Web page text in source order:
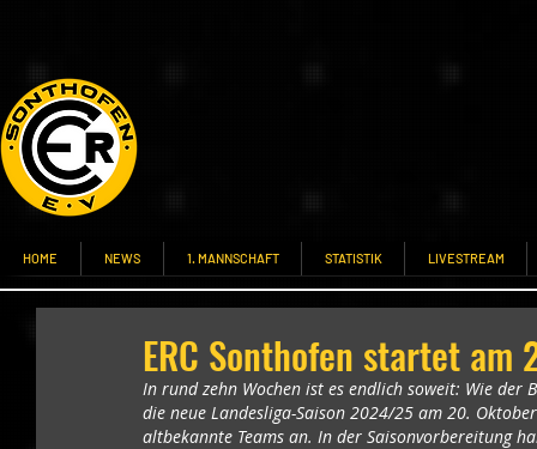
HOME NEWS 1. MANNSCHAFT STATISTIK LIVESTREAM
ERC Sonthofen startet
In rund zehn Wochen ist es endlich soweit: Wie der
die neue Landesliga-Saison 2024/25 am 20.
altbekannte Teams an. In der Saisonvorbereitung